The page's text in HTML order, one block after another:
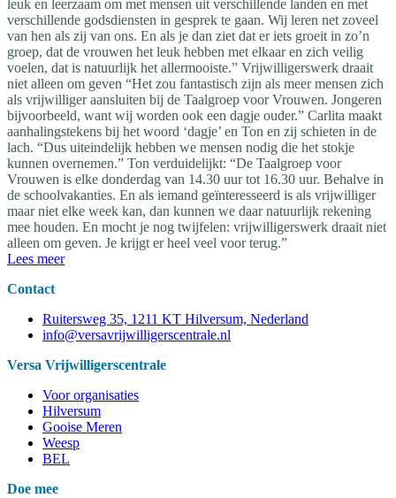
leuk en leerzaam om met mensen uit verschillende landen en met
verschillende godsdiensten in gesprek te gaan. Wij leren net zoveel
van hen als zij van ons. En als je dan ziet dat er iets groeit in zo’n
groep, dat de vrouwen het leuk hebben met elkaar en zich veilig
voelen, dat is natuurlijk het allermooiste.” Vrijwilligerswerk draait
niet alleen om geven “Het zou fantastisch zijn als meer mensen zich
als vrijwilliger aansluiten bij de Taalgroep voor Vrouwen. Jongeren
bijvoorbeeld, want wij worden ook een dagje ouder.” Carlita maakt
aanhalingstekens bij het woord ‘dagje’ en Ton en zij schieten in de
lach. “Dus uiteindelijk hebben we mensen nodig die het stokje
kunnen overnemen.” Ton verduidelijkt: “De Taalgroep voor
Vrouwen is elke donderdag van 14.30 uur tot 16.30 uur. Behalve in
de schoolvakanties. En als iemand geïnteresseerd is als vrijwilliger
maar niet elke week kan, dan kunnen we daar natuurlijk rekening
mee houden. En mocht je nog twijfelen: vrijwilligerswerk draait niet
alleen om geven. Je krijgt er heel veel voor terug.”
Lees meer
Contact
Ruitersweg 35, 1211 KT Hilversum, Nederland
info@versavrijwilligerscentrale.nl
Versa Vrijwilligerscentrale
Voor organisaties
Hilversum
Gooise Meren
Weesp
BEL
Doe mee